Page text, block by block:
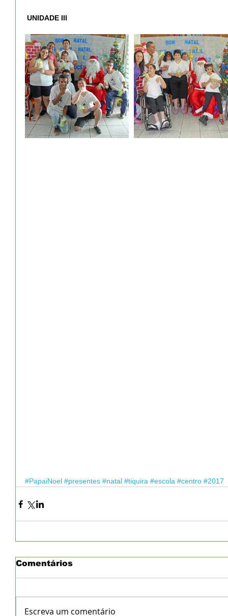
UNIDADE III
#PapaiNoel #presentes #natal #tiquira #escola #centro #2017
Comentários
Escreva um comentário